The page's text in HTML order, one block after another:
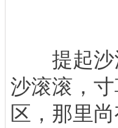
提起沙漠
沙滚滚，
区，那里